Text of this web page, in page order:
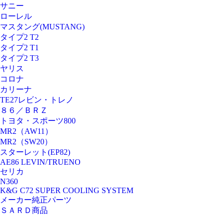
サニー
ローレル
マスタング(MUSTANG)
タイプ2 T2
タイプ2 T1
タイプ2 T3
ヤリス
コロナ
カリーナ
TE27レビン・トレノ
８６／ＢＲＺ
トヨタ・スポーツ800
MR2（AW11）
MR2（SW20）
スターレット(EP82)
AE86 LEVIN/TRUENO
セリカ
N360
K&G C72 SUPER COOLING SYSTEM
メーカー純正パーツ
ＳＡＲＤ商品